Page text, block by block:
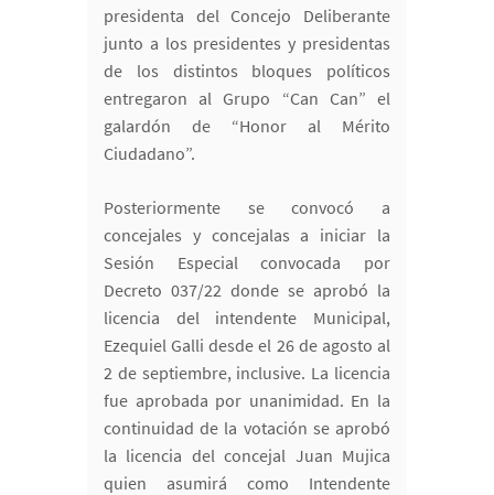
presidenta del Concejo Deliberante
junto a los presidentes y presidentas
de los distintos bloques políticos
entregaron al Grupo “Can Can” el
galardón de “Honor al Mérito
Ciudadano”.
Posteriormente se convocó a
concejales y concejalas a iniciar la
Sesión Especial convocada por
Decreto 037/22 donde se aprobó la
licencia del intendente Municipal,
Ezequiel Galli desde el 26 de agosto al
2 de septiembre, inclusive. La licencia
fue aprobada por unanimidad. En la
continuidad de la votación se aprobó
la licencia del concejal Juan Mujica
quien asumirá como Intendente